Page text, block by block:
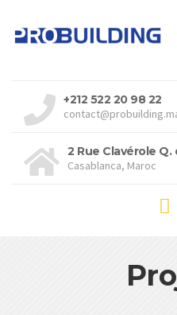
+212 522 20 98 22
2 Rue Clavérole
Casablanca, Maroc